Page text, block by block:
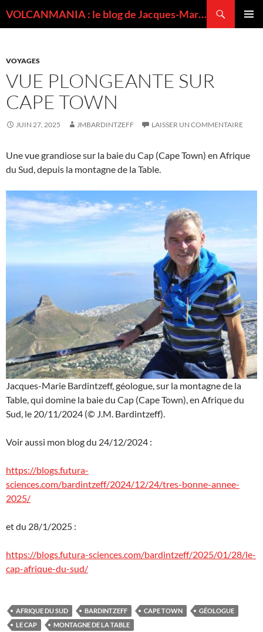
VOLCANMANIA : le blog de Jacques-Marie BARDINTZEFF, volcanologue
VOYAGES
VUE PLONGEANTE SUR
CAPE TOWN
JUIN 27, 2025 JMBARDINTZEFF LAISSER UN COMMENTAIRE
Une vue grandiose sur la baie du Cap (Cape Town) en Afrique
du Sud, depuis la montagne de la Table.
Jacques-Marie Bardintzeff, géologue, sur la montagne de la
Table, qui domine la baie du Cap (Cape Town), en Afrique du
Sud, le 20/11/2024 (© J.M. Bardintzeff).
Voir aussi mon blog du 24/12/2024 :
https://blogs.futura-
sciences.com/bardintzeff/2024/12/24/tres-bonne-annee-
2025/
et du 28/1/2025 :
https://blogs.futura-sciences.com/bardintzeff/2025/01/28/le-
cap-afrique-du-sud/
AFRIQUE DU SUD BARDINTZEFF CAPE TOWN
GÉOLOGUE
LE CAP
MONTAGNE DE LA TABLE